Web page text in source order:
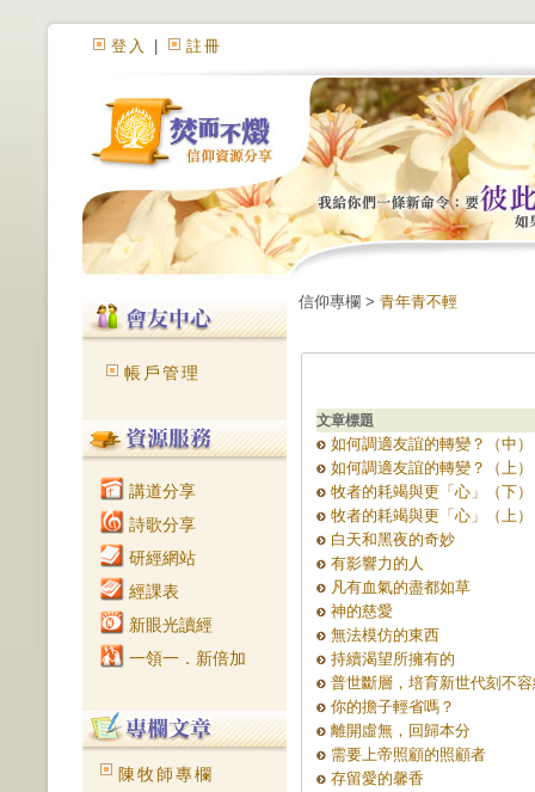
登入 註冊
帳戶管理
講道分享
詩歌分享
研經網站
經課表
新眼光讀經
一領一．新倍加
陳牧師專欄
信仰專欄 > 青年青不輕
文章標題
如何調適友誼的轉變？（中）
如何調適友誼的轉變？（上）
牧者的耗竭與更「心」（下）
牧者的耗竭與更「心」（上）
白天和黑夜的奇妙
有影響力的人
凡有血氣的盡都如草
神的慈愛
無法模仿的東西
持續渴望所擁有的
普世斷層，培育新世代刻不
你的擔子輕省嗎？
離開虛無，回歸本分
需要上帝照顧的照顧者
存留愛的馨香